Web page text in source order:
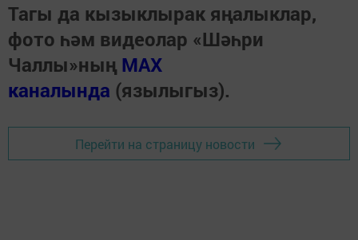
Тагы да кызыклырак яңалыклар,
фото һәм видеолар «Шәһри
Чаллы»ның MAX
каналында (язылыгыз).
Перейти на страницу новости